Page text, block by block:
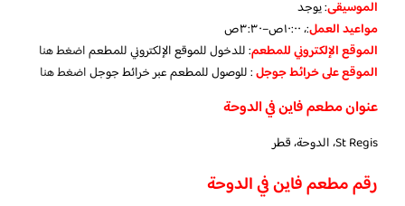
الموسيقى:يوجد
مواعيد العمل:، ١٠:٠٠ص–٣:٣٠ص
الموقع الإلكتروني للمطعم: للدخول للموقع الإلكتروني للمطعماضغط هنا
الموقع على خرائط جوجل: للوصول للمطعم عبر خرائط جوجلاضغط هنا
عنوان مطعم فاين في الدوحة
St Regis، الدوحة، قطر
رقم مطعم فاين في الدوحة